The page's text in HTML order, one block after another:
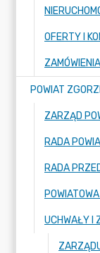
OFERTY I
POWIAT
ZARZĄD
RADA
UCHWAŁY I